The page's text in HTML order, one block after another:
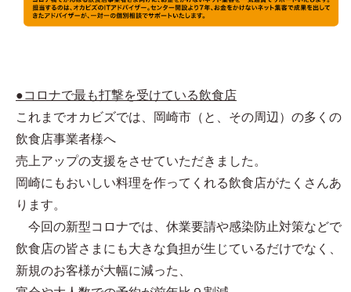
●コロナで最も打撃を受けている飲食店
これまでオカビズでは、岡崎市（と、その周辺）の多くの
飲食店事業者様へ
売上アップの支援をさせていただきました。
岡崎にもおいしい料理を作ってくれる飲食店がたくさんあ
ります。
今回の新型コロナでは、休業要請や感染防止対策などで
飲食店の皆さまにも大きな負担が生じているだけでなく、
新規のお客様が大幅に減った、